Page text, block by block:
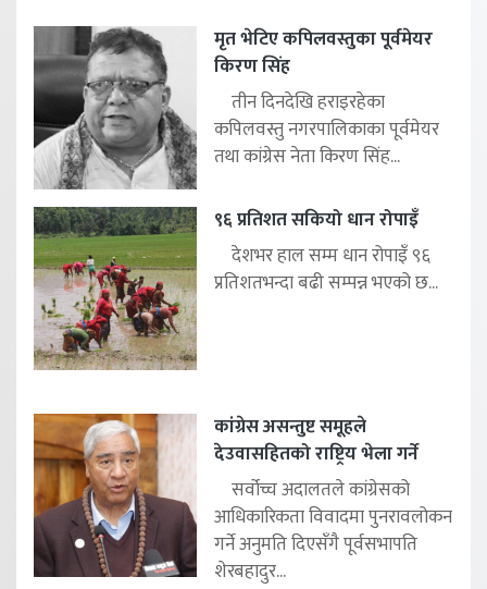
मृत भेटिए कपिलवस्तुका पूर्वमेयर
किरण सिंह
तीन दिनदेखि हराइरहेका
कपिलवस्तु नगरपालिकाका पूर्वमेयर
तथा कांग्रेस नेता किरण सिंह...
९६ प्रतिशत सकियो धान रोपाइँ
देशभर हाल सम्म धान रोपाइँ ९६
प्रतिशतभन्दा बढी सम्पन्न भएको छ...
कांग्रेस असन्तुष्ट समूहले
देउवासहितको राष्ट्रिय भेला गर्ने
सर्वोच्च अदालतले कांग्रेसको
आधिकारिकता विवादमा पुनरावलोकन
गर्ने अनुमति दिएसँगै पूर्वसभापति
शेरबहादुर...